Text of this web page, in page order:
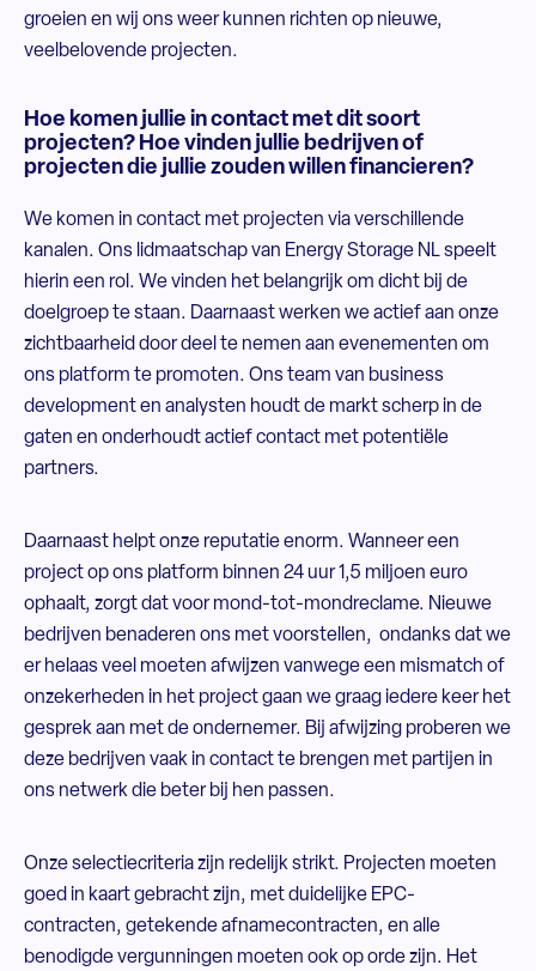
groeien en wij ons weer kunnen richten op nieuwe,
veelbelovende projecten.
Hoe komen jullie in contact met dit soort
projecten? Hoe vinden jullie bedrijven of
projecten die jullie zouden willen financieren?
We komen in contact met projecten via verschillende
kanalen. Ons lidmaatschap van Energy Storage NL speelt
hierin een rol. We vinden het belangrijk om dicht bij de
doelgroep te staan. Daarnaast werken we actief aan onze
zichtbaarheid door deel te nemen aan evenementen om
ons platform te promoten. Ons team van business
development en analysten houdt de markt scherp in de
gaten en onderhoudt actief contact met potentiële
partners.
Daarnaast helpt onze reputatie enorm. Wanneer een
project op ons platform binnen 24 uur 1,5 miljoen euro
ophaalt, zorgt dat voor mond-tot-mondreclame. Nieuwe
bedrijven benaderen ons met voorstellen, ondanks dat we
er helaas veel moeten afwijzen vanwege een mismatch of
onzekerheden in het project gaan we graag iedere keer het
gesprek aan met de ondernemer. Bij afwijzing proberen we
deze bedrijven vaak in contact te brengen met partijen in
ons netwerk die beter bij hen passen.
Onze selectiecriteria zijn redelijk strikt. Projecten moeten
goed in kaart gebracht zijn, met duidelijke EPC-
contracten, getekende afnamecontracten, en alle
benodigde vergunningen moeten ook op orde zijn. Het